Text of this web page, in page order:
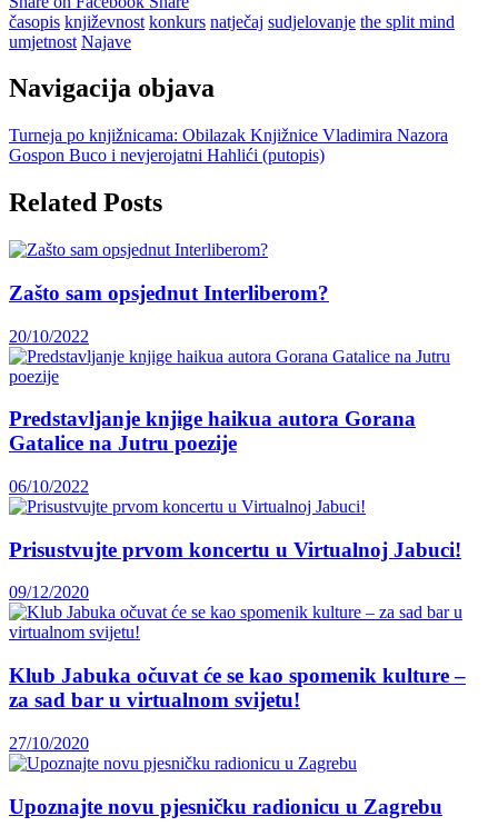
časopis književnost konkurs natječaj sudjelovanje the split mind
umjetnost Najave
Navigacija objava
Turneja po knjižnicama: Obilazak Knjižnice Vladimira Nazora
Gospon Buco i nevjerojatni Hahlići (putopis)
Related Posts
Zašto sam opsjednut Interliberom?
20/10/2022
Predstavljanje knjige haikua autora Gorana
Gatalice na Jutru poezije
06/10/2022
Prisustvujte prvom koncertu u Virtualnoj Jabuci!
09/12/2020
Klub Jabuka očuvat će se kao spomenik kulture –
za sad bar u virtualnom svijetu!
27/10/2020
Upoznajte novu pjesničku radionicu u Zagrebu